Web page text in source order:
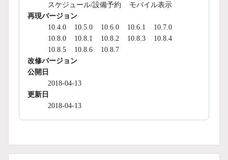
スケジュール/設備予約
モバイル表示
再現バージョン
10.4.0
10.5.0 10.6.0 10.6.1
10.7.0
10.8.0
10.8.1 10.8.2 10.8.3
10.8.4
10.8.5
10.8.6
10.8.7
改修バージョン
公開日
2018-04-13
更新日
2018-04-13